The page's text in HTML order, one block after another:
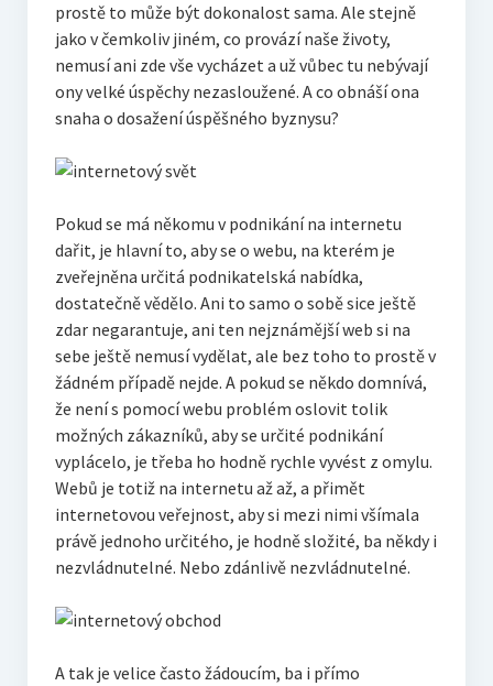
prostě to může být dokonalost sama. Ale stejně
jako v čemkoliv jiném, co provází naše životy,
nemusí ani zde vše vycházet a už vůbec tu nebývají
ony velké úspěchy nezasloužené. A co obnáší ona
snaha o dosažení úspěšného byznysu?
Pokud se má někomu v podnikání na internetu
dařit, je hlavní to, aby se o webu, na kterém je
zveřejněna určitá podnikatelská nabídka,
dostatečně vědělo. Ani to samo o sobě sice ještě
zdar negarantuje, ani ten nejznámější web si na
sebe ještě nemusí vydělat, ale bez toho to prostě v
žádném případě nejde. A pokud se někdo domnívá,
že není s pomocí webu problém oslovit tolik
možných zákazníků, aby se určité podnikání
vyplácelo, je třeba ho hodně rychle vyvést z omylu.
Webů je totiž na internetu až až, a přimět
internetovou veřejnost, aby si mezi nimi všímala
právě jednoho určitého, je hodně složité, ba někdy i
nezvládnutelné. Nebo zdánlivě nezvládnutelné.
A tak je velice často žádoucím, ba i přímo